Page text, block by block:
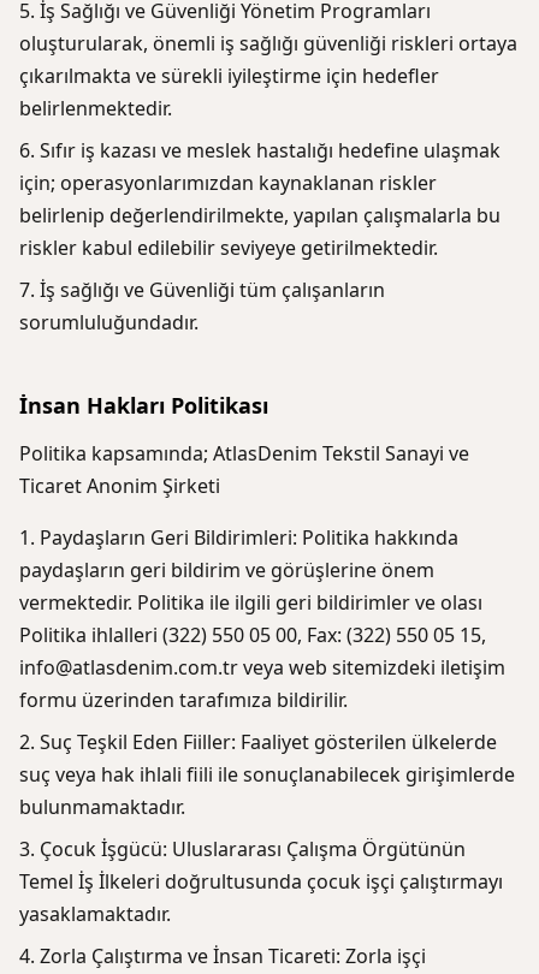
İş Sağlığı ve Güvenliği Yönetim Programları
oluşturularak, önemli iş sağlığı güvenliği riskleri ortaya
çıkarılmakta ve sürekli iyileştirme için hedefler
belirlenmektedir.
Sıfır iş kazası ve meslek hastalığı hedefine ulaşmak
için; operasyonlarımızdan kaynaklanan riskler
belirlenip değerlendirilmekte, yapılan çalışmalarla bu
riskler kabul edilebilir seviyeye getirilmektedir.
İş sağlığı ve Güvenliği tüm çalışanların
sorumluluğundadır.
İnsan Hakları Politikası
Politika kapsamında; AtlasDenim Tekstil Sanayi ve
Ticaret Anonim Şirketi
Paydaşların Geri Bildirimleri: Politika hakkında
paydaşların geri bildirim ve görüşlerine önem
vermektedir. Politika ile ilgili geri bildirimler ve olası
Politika ihlalleri (322) 550 05 00, Fax: (322) 550 05 15,
info@atlasdenim.com.tr veya web sitemizdeki iletişim
formu üzerinden tarafımıza bildirilir.
Suç Teşkil Eden Fiiller: Faaliyet gösterilen ülkelerde
suç veya hak ihlali fiili ile sonuçlanabilecek girişimlerde
bulunmamaktadır.
Çocuk İşgücü: Uluslararası Çalışma Örgütünün
Temel İş İlkeleri doğrultusunda çocuk işçi çalıştırmayı
yasaklamaktadır.
Zorla Çalıştırma ve İnsan Ticareti: Zorla işçi